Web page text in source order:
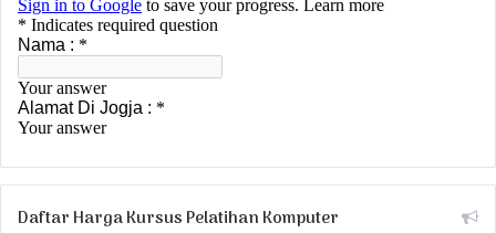
Daftar Harga Kursus Pelatihan Komputer